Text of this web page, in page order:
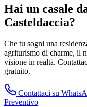
Hai un casale
Casteldaccia?
Che tu sogni una
agriturismo di charme, il
visione in realtà.
gratuito.
Contattaci su
Preventivo